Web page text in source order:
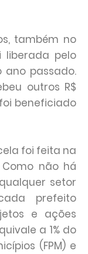
também no
liberada pelo
ano passado.
outros R$
beneficiado
foi feita na
não há
setor
prefeito
e ações
a 1% do
(FPM) e